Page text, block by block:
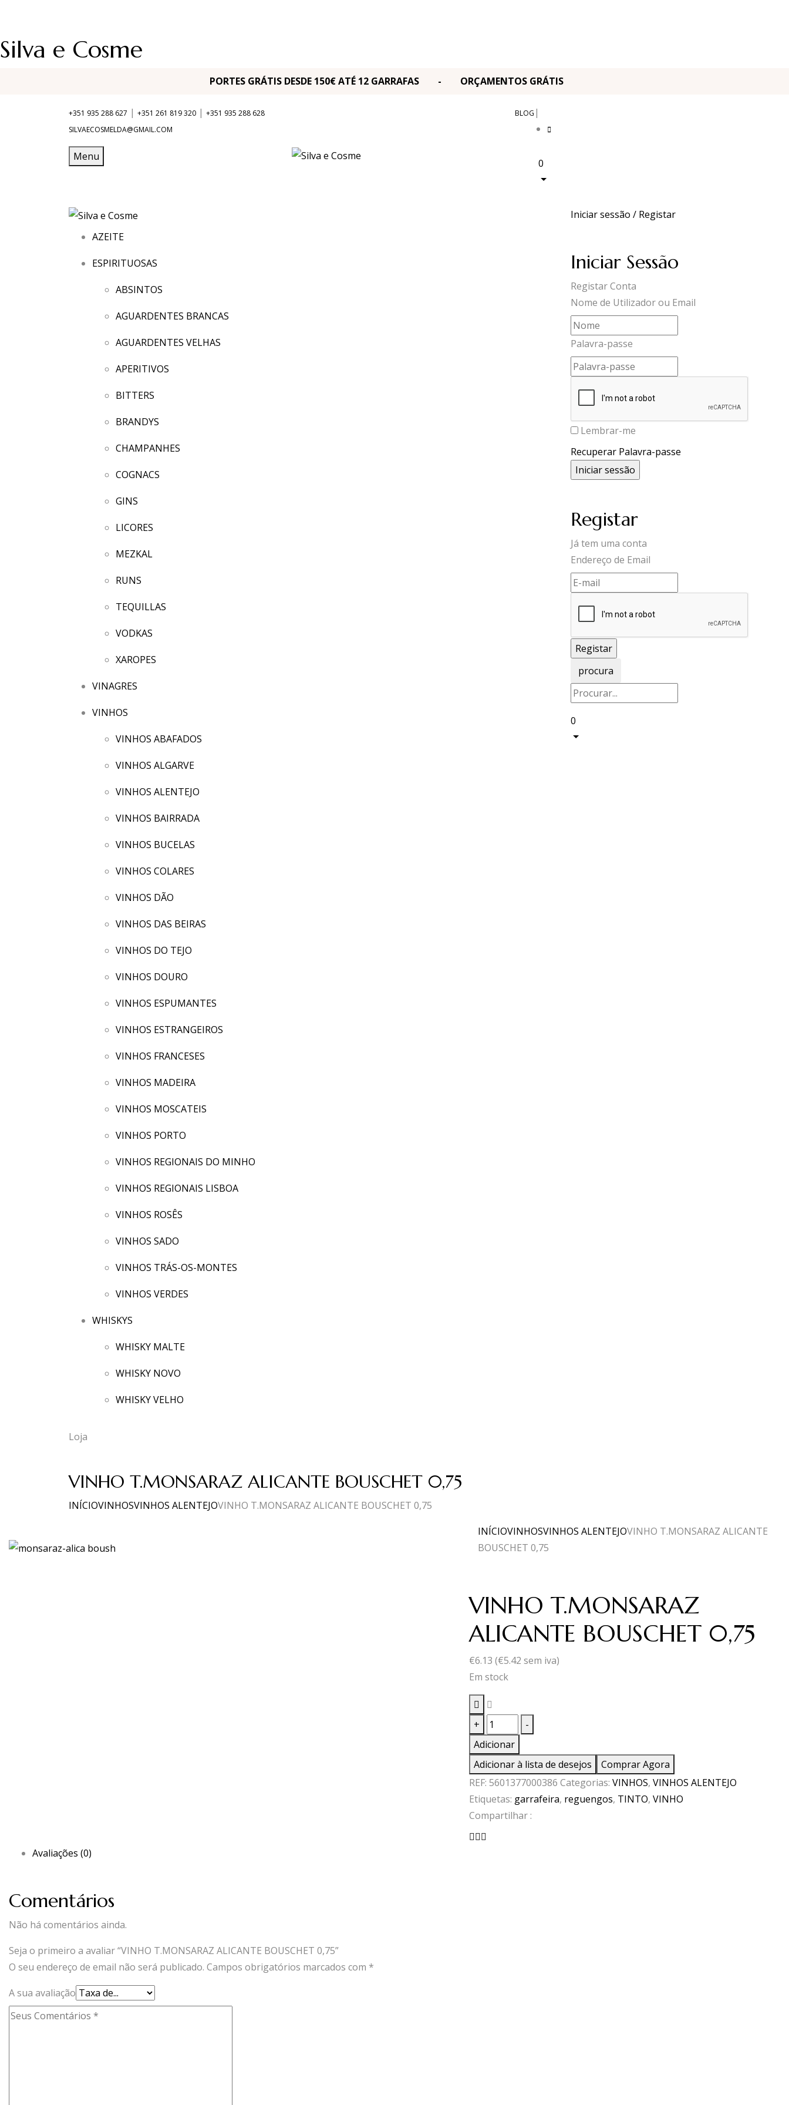
Silva e Cosme
PORTES GRÁTIS DESDE 150€ ATÉ 12 GARRAFAS - ORÇAMENTOS GRÁTIS
+351 935 288 627 | +351 261 819 320 | +351 935 288 628
SILVAECOSMELDA@GMAIL.COM
BLOG |
Menu
0
AZEITE
ESPIRITUOSAS
ABSINTOS
AGUARDENTES BRANCAS
AGUARDENTES VELHAS
APERITIVOS
BITTERS
BRANDYS
CHAMPANHES
COGNACS
GINS
LICORES
MEZKAL
RUNS
TEQUILLAS
VODKAS
XAROPES
VINAGRES
VINHOS
VINHOS ABAFADOS
VINHOS ALGARVE
VINHOS ALENTEJO
VINHOS BAIRRADA
VINHOS BUCELAS
VINHOS COLARES
VINHOS DÃO
VINHOS DAS BEIRAS
VINHOS DO TEJO
VINHOS DOURO
VINHOS ESPUMANTES
VINHOS ESTRANGEIROS
VINHOS FRANCESES
VINHOS MADEIRA
VINHOS MOSCATEIS
VINHOS PORTO
VINHOS REGIONAIS DO MINHO
VINHOS REGIONAIS LISBOA
VINHOS ROSÊS
VINHOS SADO
VINHOS TRÁS-OS-MONTES
VINHOS VERDES
WHISKYS
WHISKY MALTE
WHISKY NOVO
WHISKY VELHO
Iniciar sessão / Registar
Iniciar Sessão
Registar Conta
Nome de Utilizador ou Email
Palavra-passe
Lembrar-me
Recuperar Palavra-passe
Registar
Já tem uma conta
Endereço de Email
procura
0
Loja
VINHO T.MONSARAZ ALICANTE BOUSCHET 0,75
INÍCIOVINHOSVINHOS ALENTEJOVINHO T.MONSARAZ ALICANTE BOUSCHET 0,75
INÍCIOVINHOSVINHOS ALENTEJOVINHO T.MONSARAZ ALICANTE
BOUSCHET 0,75
VINHO T.MONSARAZ
ALICANTE BOUSCHET 0,75
€6.13 (€5.42 sem iva)
Em stock
+
Quantidade
de
VINHO
T.MONSARAZ
ALICANTE
BOUSCHET
0,75
-
Adicionar
Adicionar à lista de desejos
Comprar Agora
REF: 5601377000386 Categorias: VINHOS, VINHOS ALENTEJO
Etiquetas: garrafeira, reguengos, TINTO, VINHO
Compartilhar :
Avaliações (0)
Comentários
Não há comentários ainda.
Seja o primeiro a avaliar “VINHO T.MONSARAZ ALICANTE BOUSCHET 0,75”
O seu endereço de email não será publicado. Campos obrigatórios marcados com *
A sua avaliação